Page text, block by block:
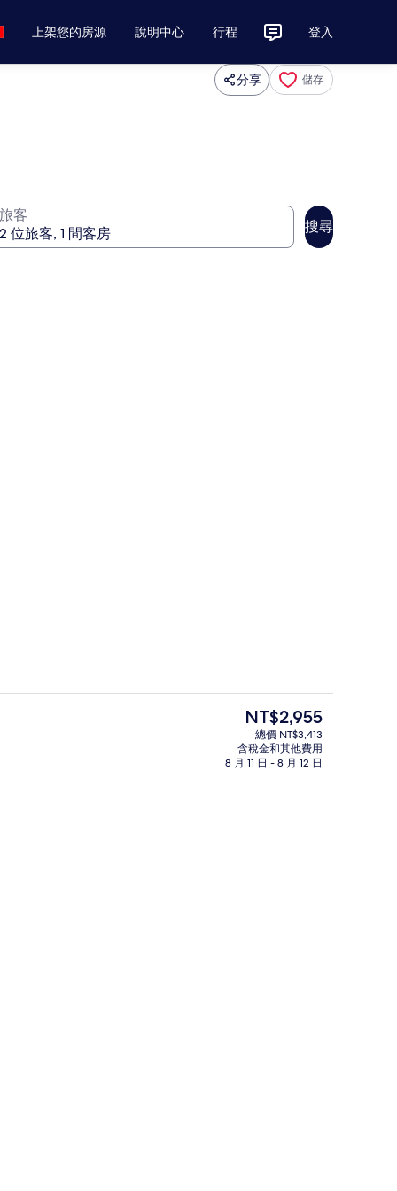
上架您的房源 說明中心 行程 登入
分享 儲存
旅客
搜尋
住宿入口
目
前
的
價
NT$2,955
總價 NT$3,413
含稅金和其他費用
8 月 11 日 - 8 月 12 日